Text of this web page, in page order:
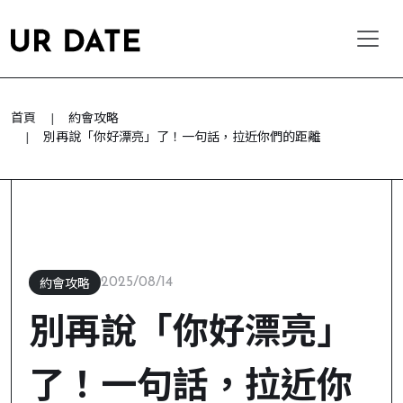
首頁
約會攻略
別再說「你好漂亮」了！一句話，拉近你們的距離
約會攻略 2025/08/14
別再說「你好漂亮」
了！一句話，拉近你